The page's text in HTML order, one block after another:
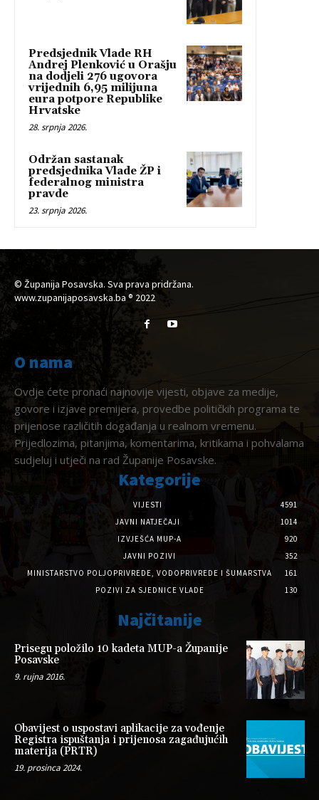
Predsjednik Vlade RH
Andrej Plenković u Orašju
na dodjeli 276 ugovora
vrijednih 6,95 milijuna
eura potpore Republike
Hrvatske
28. srpnja 2026.
Održan sastanak
predsjednika Vlade ŽP i
federalnog ministra
pravde
23. srpnja 2026.
© Županija Posavska. Sva prava pridržana.
www.zupanijaposavska.ba ® 2022
O nama
Ovdje ćete pronaći najnovije vijesti, objave za medije,
govore i izjave premijera, provedbe političkih programa te
prijenose različitih događanja u realnom vremenu.
Prijedlozima, pitanjima, komentarima, kritikama i pohvalama
sudjeluj i utječi na rad Županije Posavske.
Kategorije
VIJESTI
4591
JAVNI NATJEČAJI
1014
IZVJEŠĆA MUP-A
920
JAVNI POZIVI
352
MINISTARSTVO POLJOPRIVREDE, VODOPRIVREDE I ŠUMARSTVA
161
POZIVI ZA SJEDNICE VLADE
130
Najčitanije
Prisegu položilo 10 kadeta MUP-a Županije
Posavske
9. rujna 2016.
Obavijest o uspostavi aplikacije za vođenje
Registra ispuštanja i prijenosa zagađujućih
materija (PRTR)
19. prosinca 2024.